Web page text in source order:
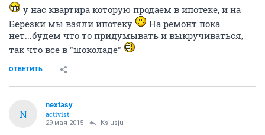
у нас квартира которую продаем в ипотеке, и на
Березки мы взяли ипотеку
На ремонт пока
нет...будем что то придумывать и выкручиваться,
так что все в "шоколаде"
ОТВЕТИТЬ
N
nextasy
activist
29 мая 2015 Ksjusju